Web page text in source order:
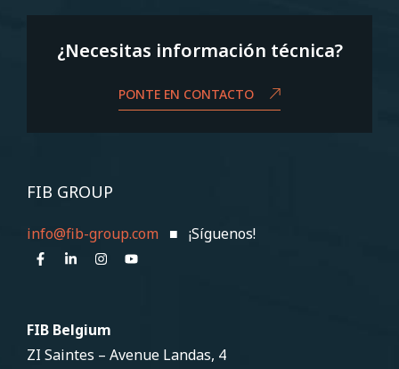
¿Necesitas información técnica?
PONTE EN CONTACTO
FIB GROUP
info@fib-group.com ■ ¡Síguenos!
FIB Belgium
ZI Saintes – Avenue Landas, 4